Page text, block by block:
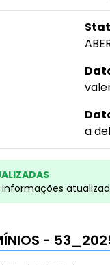
a
informações
-